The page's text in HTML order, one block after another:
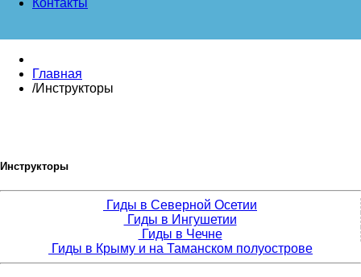
Контакты
Главная
/Инструкторы
Инструкторы
Гиды в Северной Осетии
Гиды в Ингушетии
Гиды в Чечне
Гиды в Крыму и на Таманском полуострове